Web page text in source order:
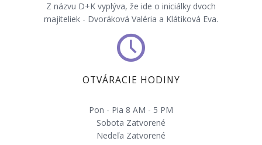
Z názvu D+K vyplýva, že ide o iniciálky dvoch
majiteliek - Dvoráková Valéria a Klátiková Eva.
OTVÁRACIE HODINY
Pon - Pia 8 AM - 5 PM
Sobota Zatvorené
Nedeľa Zatvorené